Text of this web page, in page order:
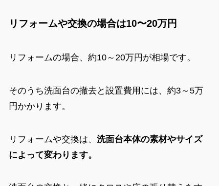
リフォームや交換の場合は10〜20万円
リフォームの場合、 約10～20万円が相場です。
そのうち洗面台の撤去と設置費用には、約3～5万
円かかります。
リフォームや交換は、 洗面台本体の素材やサイズ
によって変わります。